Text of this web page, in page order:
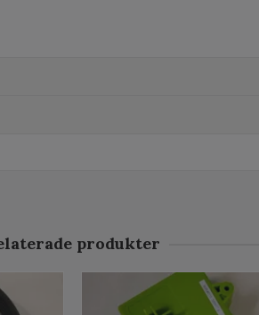
produkter